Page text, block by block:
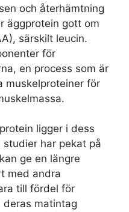
och återhämtning
äggprotein gott om
särskilt leucin.
för
en process som är
muskelproteiner för
ligger i dess
har pekat på
ge en längre
med andra
till fördel för
deras matintag